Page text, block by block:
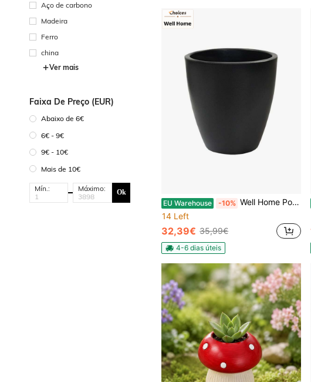
Aço de carbono
Madeira
Ferro
china
Ver mais
Faixa De Preço (EUR)
Abaixo de 6€
6€ - 9€
9€ - 10€
Mais de 10€
Mín.: Máximo: Ok
EU Warehouse -10% Well Home Pote "Accord" Ø40cm antracite. Envio grátis em 24/48 horas
14 Left
32,39€ 35,99€
4-6 dias úteis